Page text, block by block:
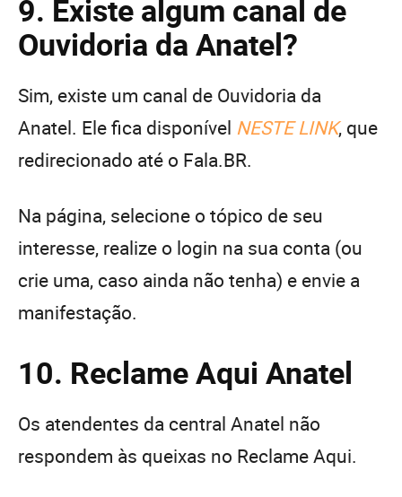
9. Existe algum canal de
Ouvidoria da Anatel?
Sim, existe um canal de Ouvidoria da
Anatel. Ele fica disponível NESTE LINK, que
redirecionado até o Fala.BR.
Na página, selecione o tópico de seu
interesse, realize o login na sua conta (ou
crie uma, caso ainda não tenha) e envie a
manifestação.
10. Reclame Aqui Anatel
Os atendentes da central Anatel não
respondem às queixas no Reclame Aqui.